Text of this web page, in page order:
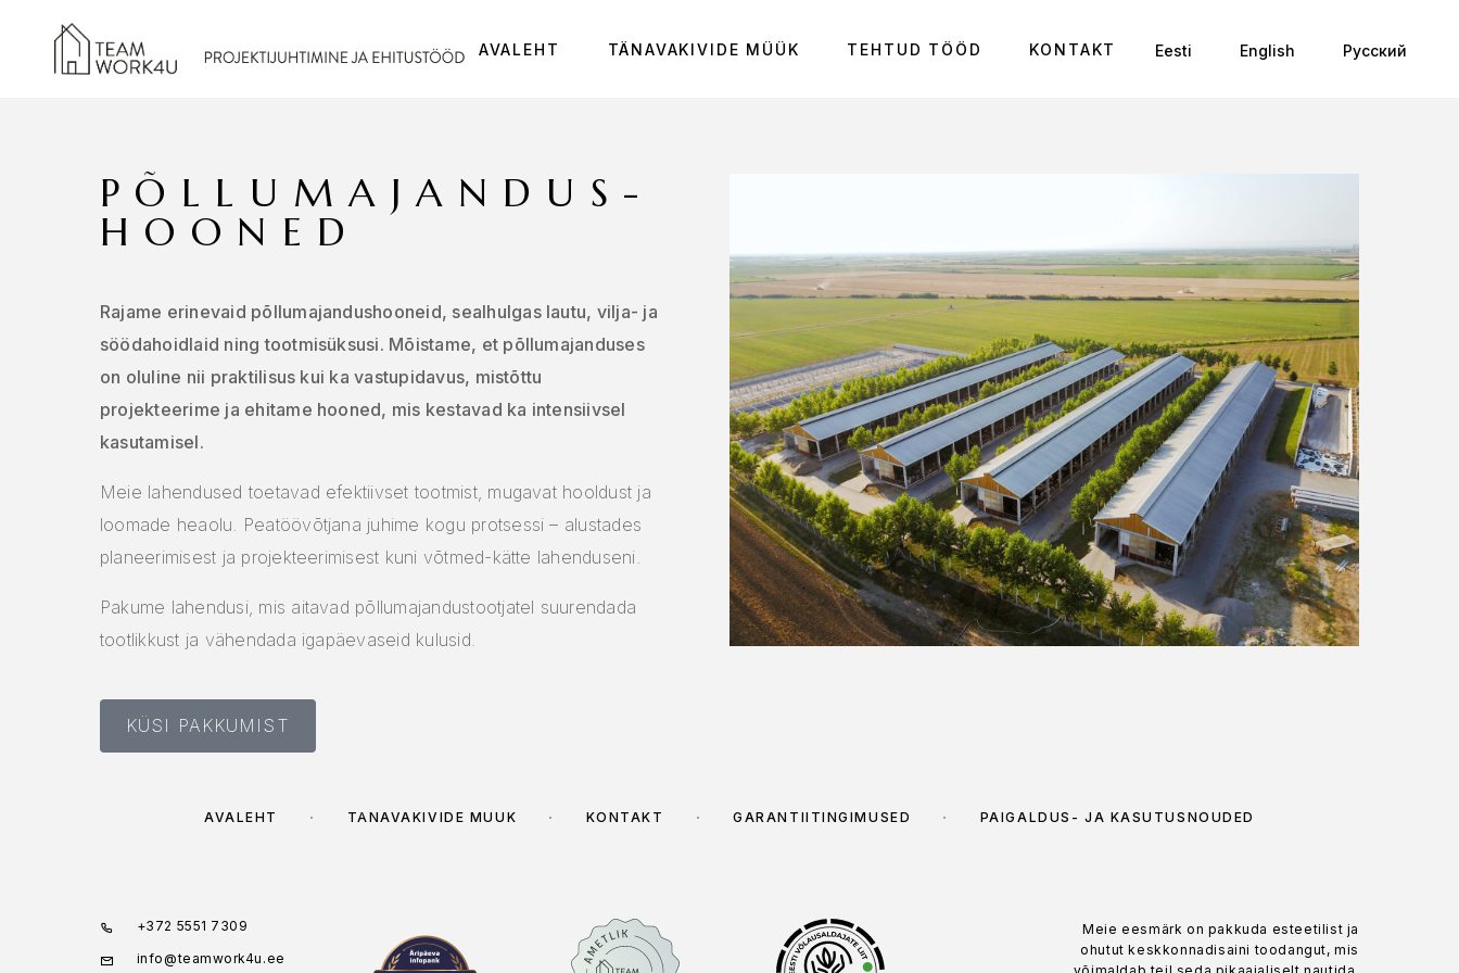
AVALEHT TÄNAVAKIVIDE MÜÜK TEHTUD TÖÖD KONTAKT Eesti English Русский
PÕLLU­MAJANDUS­
HOONED
Rajame erinevaid põllumajandushooneid, sealhulgas lautu, vilja- ja
söödahoidlaid ning tootmisüksusi. Mõistame, et põllumajanduses
on oluline nii praktilisus kui ka vastupidavus, mistõttu
projekteerime ja ehitame hooned, mis kestavad ka intensiivsel
kasutamisel.
Meie lahendused toetavad efektiivset tootmist, mugavat hooldust ja
loomade heaolu. Peatöövõtjana juhime kogu protsessi – alustades
planeerimisest ja projekteerimisest kuni võtmed-kätte lahenduseni.
Pakume lahendusi, mis aitavad põllumajandustootjatel suurendada
tootlikkust ja vähendada igapäevaseid kulusid.
KÜSI PAKKUMIST
AVALEHT TÄNAVAKIVIDE MÜÜK KONTAKT GARANTIITINGIMUSED PAIGALDUS- JA KASUTUSNÕUDED
+372 5551 7309
info@teamwork4u.ee
Meie eesmärk on pakkuda esteetilist ja
ohutut keskkonnadisaini toodangut, mis